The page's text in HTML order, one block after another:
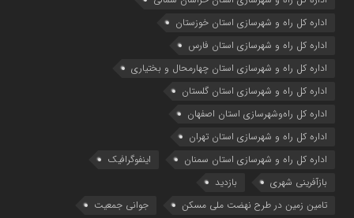
اداره كل راه و شهرسازي استان خوزستان
اداره كل راه و شهرسازي استان فارس
اداره كل راه و شهرسازي استان چهارمحال و بختياري
اداره كل راه و شهرسازي استان گلستان
اداره كل راه‌و‌شهرسازي استان اصفهان
اداره کل راه و شهرسازی استان تهران
اداره کل راه و شهرسازی استان سمنان
اینفوگرافیک
بازآفرینی شهری
بازدید
تامین زمین در طرح نهضت ملی مسکن
جوانی جمعیت